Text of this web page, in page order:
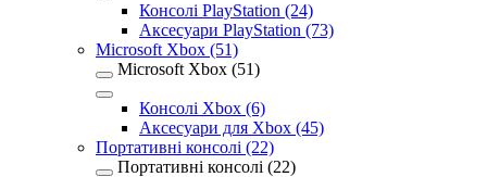
Консолі PlayStation (24)
Аксесуари PlayStation (73)
Microsoft Xbox (51)
Microsoft Xbox (51)
Консолі Xbox (6)
Аксесуари для Xbox (45)
Портативні консолі (22)
Портативні консолі (22)